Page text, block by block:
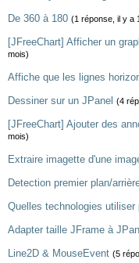
De 360 à 180 (1 réponse, il y a
[JFreeChart] Afficher un
mois)
Affiche que les lignes
Dessiner sur un JPanel (4
[JFreeChart] Ajouter des
mois)
Extraire imagette d'une
Detection premier plan/
Quelles technologies utiliser
Adapter taille JFrame à
Line2D & MouseEvent (5